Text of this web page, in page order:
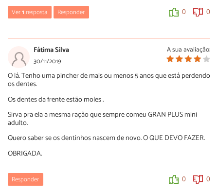
Ver1resposta Responder 0 0
25/04/2023
Os dentes do meu cachorro também não nasceram ainda 🥴
0 0
A sua avaliação:
Fátima Silva
30/11/2019
O lá. Tenho uma pincher de mais ou menos 5 anos que está perdendo
os dentes.
Os dentes da frente estão moles .
Sirva pra ela a mesma ração que sempre comeu GRAN PLUS mini
adulto.
Quero saber se os dentinhos nascem de novo. O QUE DEVO FAZER.
OBRIGADA.
Responder 0 0